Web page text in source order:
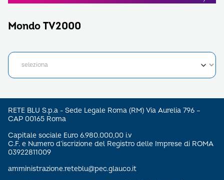
Mondo TV2000
RETE BLU S.p.a - Sede Legale Roma (RM) Via Aurelia 796 –
CAP 00165 Roma
Capitale sociale Euro 6.980.000,00 i.v
C.F. e Numero d’iscrizione del Registro delle Imprese di ROMA
03922811009
amministrazione.reteblu@pec.glauco.it